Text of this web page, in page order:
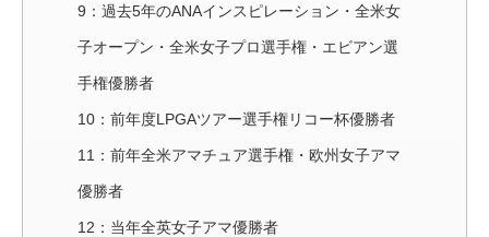
9：過去5年のANAインスピレーション・全米女
子オープン・全米女子プロ選手権・エビアン選
手権優勝者
10：前年度LPGAツアー選手権リコー杯優勝者
11：前年全米アマチュア選手権・欧州女子アマ
優勝者
12：当年全英女子アマ優勝者